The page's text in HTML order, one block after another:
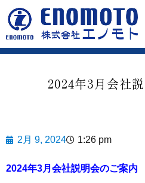
2024年3月会社
2月 9, 2024 1:26 pm
2024年3月会社説明会のご案内